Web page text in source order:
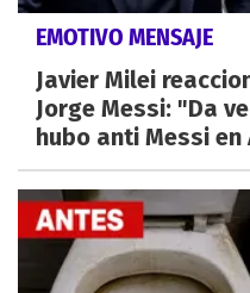
EMOTIVO MENSAJE
Javier Milei
Jorge Messi: "Da
hubo anti Messi